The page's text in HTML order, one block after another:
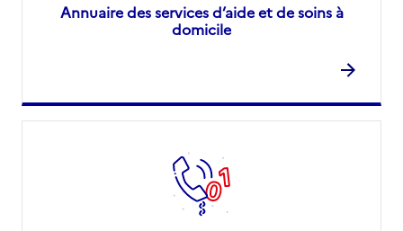
Annuaire des services d’aide et de soins à
domicile